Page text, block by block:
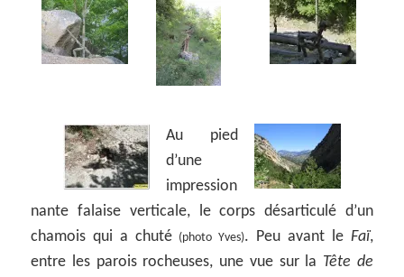
Au pied
d’une
impression
nante falaise verticale, le corps désarticulé d’un
chamois qui a chuté (photo Yves). Peu avant le Faï,
entre les parois rocheuses, une vue sur la Tête de